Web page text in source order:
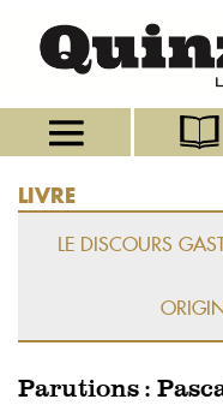
LIVRE
LE DISCOURS
Parutions :